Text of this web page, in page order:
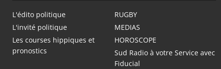
L'édito politique
RUGBY
L'invité politique
MEDIAS
Les courses hippiques et
pronostics
HOROSCOPE
Sud Radio à votre Service avec
Fiducial